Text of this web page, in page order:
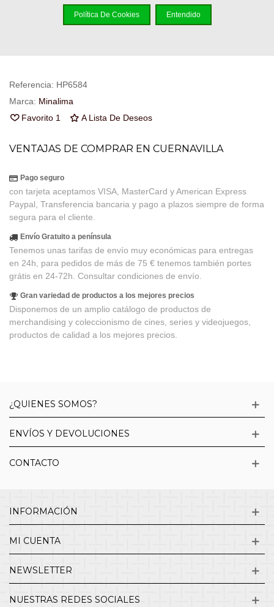
Al comprar este producto puedes juntar hasta8puntos de
Referencia: HP6584
Marca: Minalima
Favorito 1 A Lista De Deseos
VENTAJAS DE COMPRAR EN CUERNAVILLA
Pago seguro
con tarjeta aceptamos VISA, MasterCard y American Express
Paypal, Transferencia bancaria y pago a plazos siempre de forma
segura para el cliente.
Envío Gratuito a península
Tenemos unas tarifas de envío muy económicas para entregas
en 24h, para pedidos de más de 75 € tenemos también portes
grátis en 24-72h. Consultar condiciones de envío.
Gran variedad de productos a los mejores precios
Disponemos de un amplio catálogo de productos de
merchandising y coleccionismo de cines, series y videojuegos,
productos de calidad a los mejores precios.
¿QUIENES SOMOS?
ENVÍOS Y DEVOLUCIONES
CONTACTO
INFORMACIÓN
MI CUENTA
NEWSLETTER
NUESTRAS REDES SOCIALES
Política De Cookies Entendido